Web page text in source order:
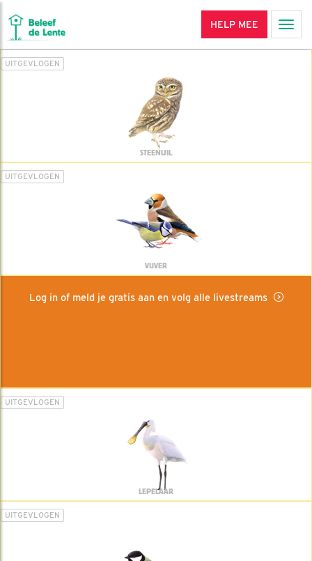
HELP MEE
UITGEVLOGEN
STEENUIL
UITGEVLOGEN
VIJVER
Log in of meld je gratis aan en volg alle livestreams
UITGEVLOGEN
LEPELAAR
UITGEVLOGEN